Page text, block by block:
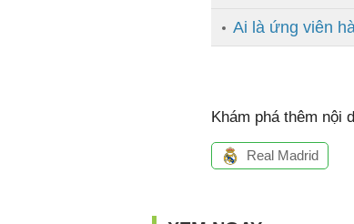
Ai là ứng viên
Khám phá thêm nội
Real Madrid